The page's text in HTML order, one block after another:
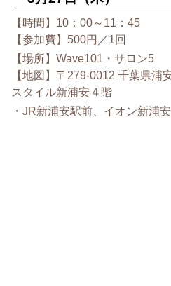
【時間】10：00～11：45
【参加費】500円／1回
【場所】Wave101・サロン5
【地図】〒279-0012 千葉県
スタイル新浦安４階
・JR新浦安駅前、イオン新浦